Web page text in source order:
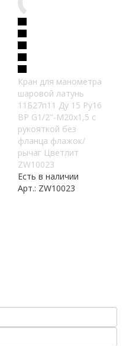
Кран для манометра
шаровой латунь
11Б27п11 Ду 15 Ру16
ВР G1/2"-М20х1,5 с
рукояткой без
фланца флажок/
рычаг Цветлит
ZW10023
Есть в наличии
Арт.: ZW10023